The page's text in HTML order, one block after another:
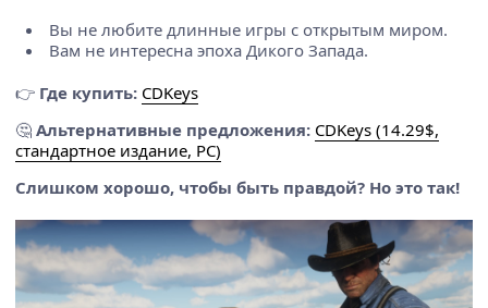
Вы не любите длинные игры с открытым миром.
Вам не интересна эпоха Дикого Запада.
👉 Где купить: CDKeys
🤔 Альтернативные предложения: CDKeys (14.29$,
стандартное издание, PC)
Слишком хорошо, чтобы быть правдой? Но это так!